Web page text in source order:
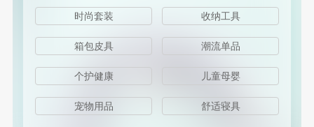
时尚套装 收纳工具
箱包皮具 潮流单品
个护健康 儿童母婴
宠物用品 舒适寝具